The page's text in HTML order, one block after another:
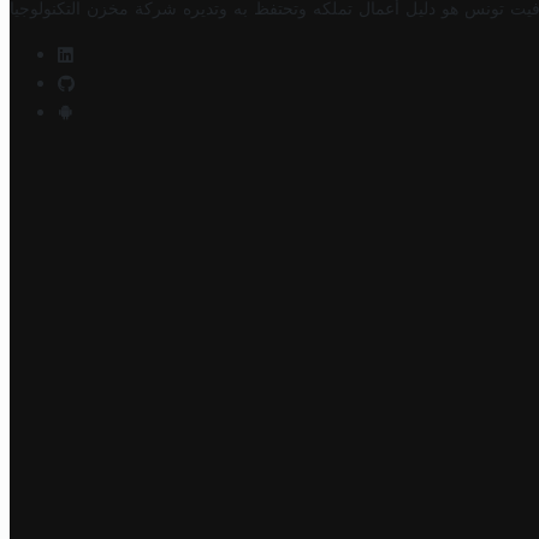
تونس هو دليل أعمال تملكه وتحتفظ به وتديره شركة مخزن التكنولوجيا